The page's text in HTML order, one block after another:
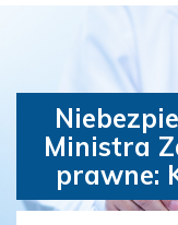
Ministra
prawne: